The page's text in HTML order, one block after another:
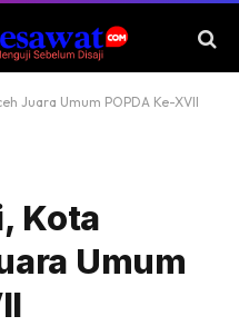
Juara Umum POPDA Ke-XVII
Kota
Umum